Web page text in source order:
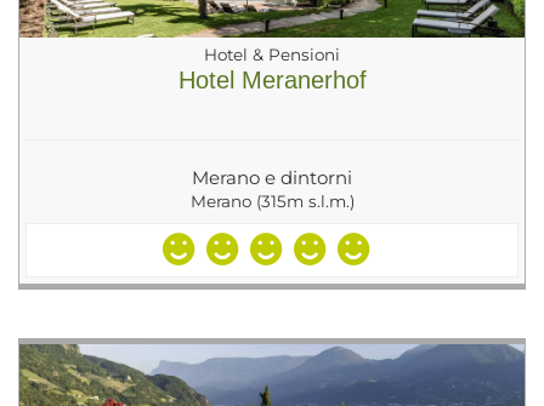
Hotel & Pensioni
Hotel Meranerhof
Merano e dintorni
Merano (315m s.l.m.)